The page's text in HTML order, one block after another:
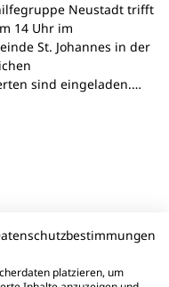
Neustadt trifft
14 Uhr im
St. Johannes in der
sind eingeladen.…
platzieren, um